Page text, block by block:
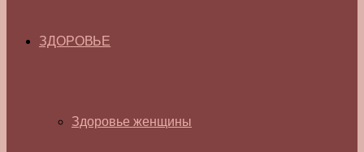
ЗДОРОВЬЕ
Здоровье женщины